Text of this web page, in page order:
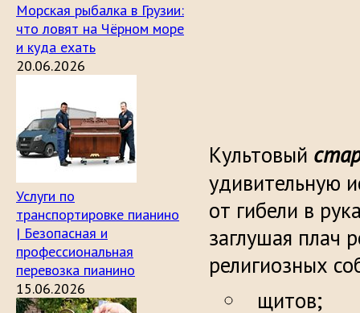
Морская рыбалка в Грузии:
что ловят на Чёрном море
и куда ехать
20.06.2026
Услуги по
транспортировке пианино
| Безопасная и
профессиональная
перевозка пианино
15.06.2026
Культовый
удивительную
от гибели в
заглушая плач
религиозных
щитов;